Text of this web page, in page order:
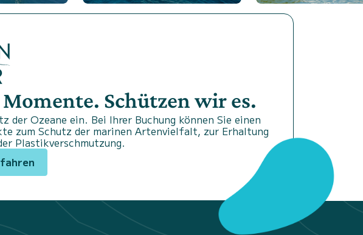
Schützen wir es.
Ozeane ein. Bei Ihrer Buchung können Sie einen
zum Schutz der marinen Artenvielfalt, zur Erhaltung
Plastikverschmutzung.